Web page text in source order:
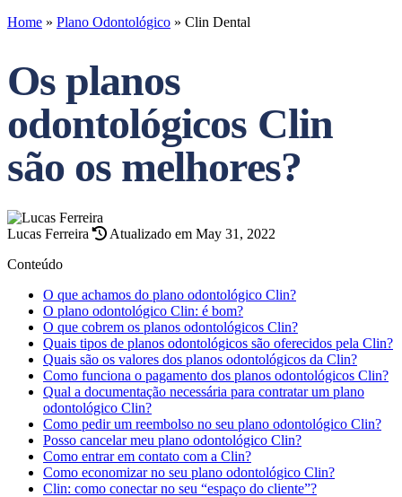
Home » Plano Odontológico » Clin Dental
Os planos
odontológicos Clin
são os melhores?
Lucas Ferreira
Atualizado em May 31, 2022
Conteúdo
O que achamos do plano odontológico Clin?
O plano odontológico Clin: é bom?
O que cobrem os planos odontológicos Clin?
Quais tipos de planos odontológicos são oferecidos pela Clin?
Quais são os valores dos planos odontológicos da Clin?
Como funciona o pagamento dos planos odontológicos Clin?
Qual a documentação necessária para contratar um plano
odontológico Clin?
Como pedir um reembolso no seu plano odontológico Clin?
Posso cancelar meu plano odontológico Clin?
Como entrar em contato com a Clin?
Como economizar no seu plano odontológico Clin?
Clin: como conectar no seu “espaço do cliente”?